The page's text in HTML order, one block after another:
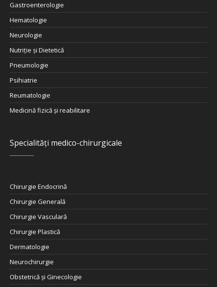
Gastroenterologie
Hematologie
Neurologie
Nutriţie şi Dietetică
Pneumologie
Psihiatrie
Reumatologie
Medicină fizică și reabilitare
Specialități medico-chirurgicale
Chirurgie Endocrină
Chirurgie Generală
Chirurgie Vasculară
Chirurgie Plastică
Dermatologie
Neurochirurgie
Obstetrică şi Ginecologie